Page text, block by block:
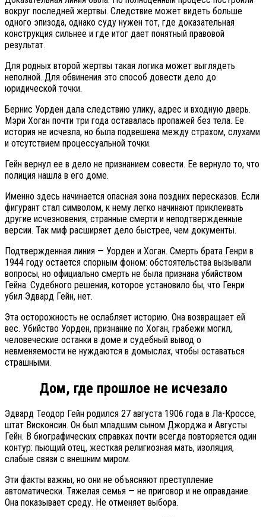
вокруг последней жертвы. Следствие может видеть больше
одного эпизода, однако суду нужен тот, где доказательная
конструкция сильнее и где итог дает понятный правовой
результат.
Для родных второй жертвы такая логика может выглядеть
неполной. Для обвинения это способ довести дело до
юридической точки.
Бернис Уорден дала следствию улику, адрес и входную дверь.
Мэри Хоган почти три года оставалась пропажей без тела. Ее
история не исчезла, но была подвешена между страхом, слухами
и отсутствием процессуальной точки.
Гейн вернул ее в дело не признанием совести. Ее вернуло то, что
полиция нашла в его доме.
Именно здесь начинается опасная зона поздних пересказов. Если
фигурант стал символом, к нему легко начинают приклеивать
другие исчезновения, странные смерти и неподтвержденные
версии. Так миф расширяет дело быстрее, чем документы.
Подтвержденная линия — Уорден и Хоган. Смерть брата Генри в
1944 году остается спорным фоном: обстоятельства вызывали
вопросы, но официально смерть не была признана убийством
Гейна. Судебного решения, которое установило бы, что Генри
убил Эдвард Гейн, нет.
Эта осторожность не ослабляет историю. Она возвращает ей
вес. Убийство Уорден, признание по Хоган, грабежи могил,
человеческие останки в доме и судебный вывод о
невменяемости не нуждаются в домыслах, чтобы оставаться
страшными.
Дом, где прошлое не исчезало
Эдвард Теодор Гейн родился 27 августа 1906 года в Ла-Кроссе,
штат Висконсин. Он был младшим сыном Джорджа и Августы
Гейн. В биографических справках почти всегда повторяется один
контур: пьющий отец, жесткая религиозная мать, изоляция,
слабые связи с внешним миром.
Эти факты важны, но они не объясняют преступление
автоматически. Тяжелая семья — не приговор и не оправдание.
Она показывает среду. Не отменяет выбора.